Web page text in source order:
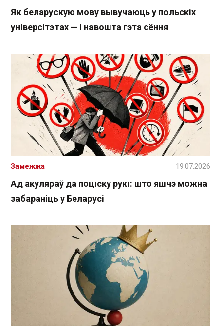
Як беларускую мову вывучаюць у польскіх
універсітэтах — і навошта гэта сёння
Ад акуляраў да поціску рукі: што яшчэ можна
забараніць у Беларусі
Замежжа 19.07.2026